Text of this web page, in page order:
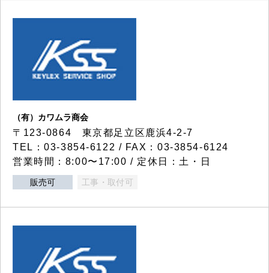
（有）カワムラ商会
〒123-0864 東京都足立区鹿浜4-2-7
TEL：03-3854-6122 / FAX：03-3854-6124
営業時間：8:00〜17:00 / 定休日：土・日
販売可 工事・取付可